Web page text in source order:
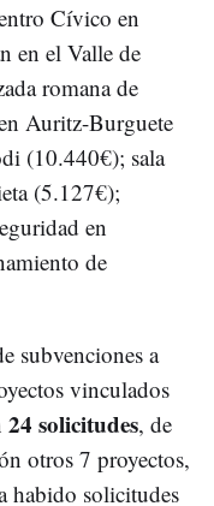
Cívico en
en el Valle de
romana de
Auritz-Burguete
(10.440€); sala
(5.127€);
en
de
subvenciones a
vinculados
24 solicitudes, de
otros 7 proyectos,
habido solicitudes